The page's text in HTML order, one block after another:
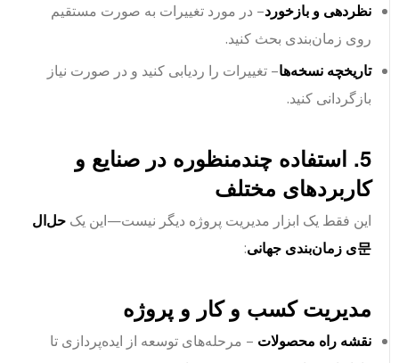
نظردهی و بازخورد– در مورد تغییرات به صورت مستقیم
روی زمان‌بندی بحث کنید.
تاریخچه نسخه‌ها– تغییرات را ردیابی کنید و در صورت نیاز
بازگردانی کنید.
5. استفاده چندمنظوره در صنایع و
کاربردهای مختلف
این فقط یک ابزار مدیریت پروژه دیگر نیست—این یکحل‌ال
문ی زمان‌بندی جهانی
:
مدیریت کسب و کار و پروژه
نقشه راه محصولات– مرحله‌های توسعه از ایده‌پردازی تا